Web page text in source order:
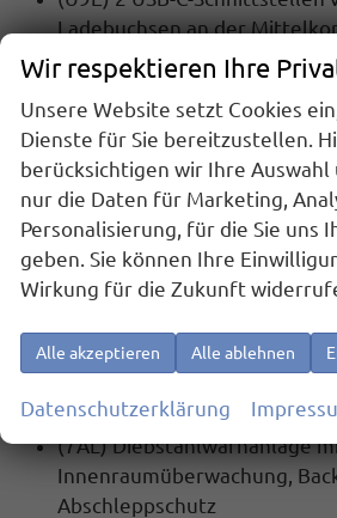
Ladebuchsen an der
Ladeleistung bis zu 45 W
(9WJ) App-Connect Wireless
und Android Auto
(QV3) DAB+ Digitaler
(QH1) Sprachsteuerung
(YOS) Vorbereitet für ""VW
Connect Plus""
SICHERHEIT:
(UG1) Berganfahrassistent
Beifahrerairbag-
(7AL) Diebstahlwarnanlage
Innenraumüberwachung,
Abschleppschutz
Wir respektieren Ihre
Unsere Website setzt Cookies
Dienste für Sie bereitzustellen.
berücksichtigen wir Ihre
nur die Daten für Marketing,
Personalisierung, für die Sie uns
geben. Sie können Ihre
Wirkung für die Zukunft
Alle akzeptieren Alle ablehnen
Datenschutzerklärung